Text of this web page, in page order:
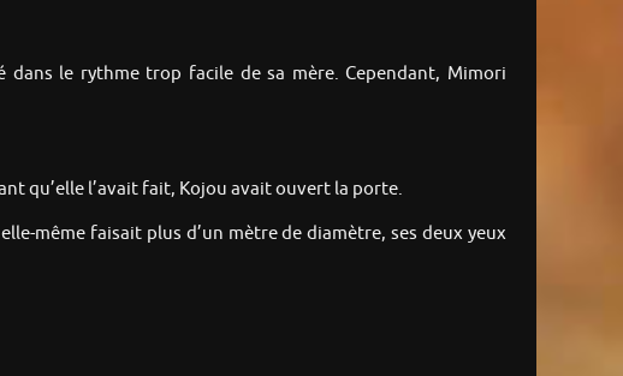
le rythme trop facile de sa mère. Cependant, Mimori
qu’elle l’avait fait, Kojou avait ouvert la porte.
même faisait plus d’un mètre de diamètre, ses deux yeux